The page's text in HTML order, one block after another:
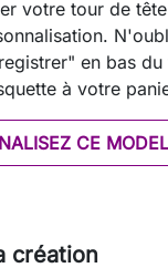
votre tour de
en bas
à votre
CE
création